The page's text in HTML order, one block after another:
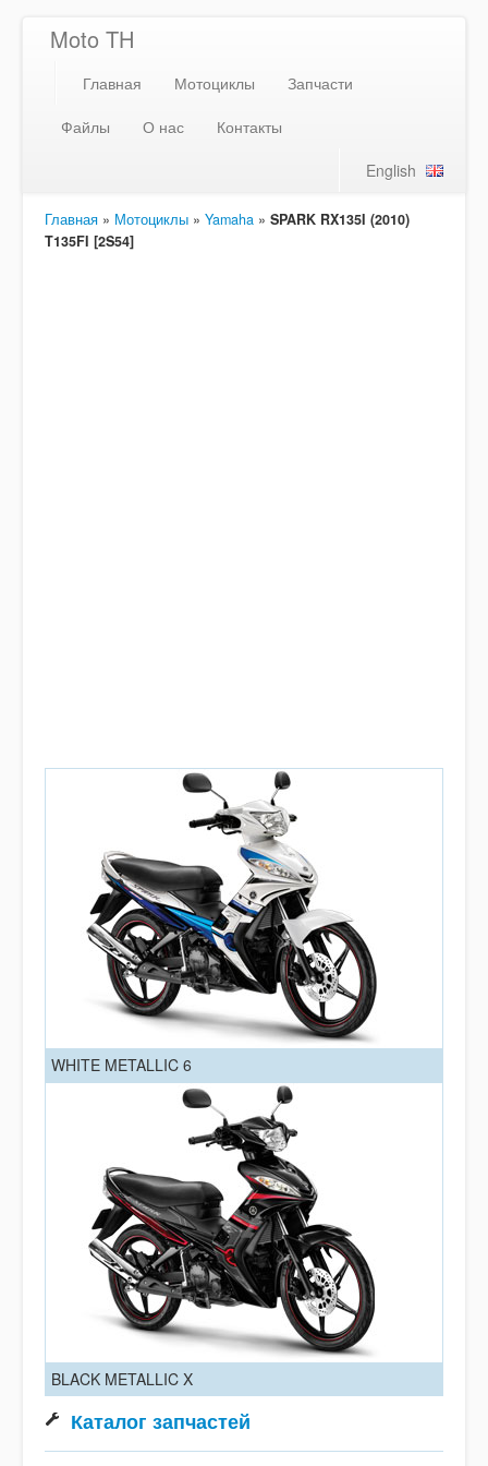
Moto TH
Главная Мотоциклы
Запчасти
Файлы
О нас
Контакты
English
Главная » Мотоциклы » Yamaha » SPARK RX135I (2010)
T135FI [2S54]
WHITE METALLIC 6
BLACK METALLIC X
Каталог запчастей